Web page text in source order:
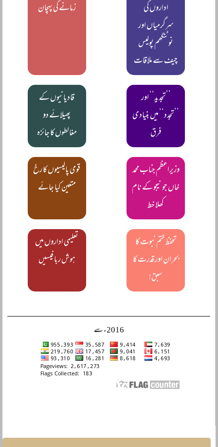
اداروں کی
سرگرمیاں اور
نوٹنگھم پولیس
چیف سے ملاقات
زمانے کی پہچان
’’تجدید‘‘ اور
’’تجدد‘‘ میں بنیادی
فرق
قادیانیوں کے
پھیلائے دو
مغالطوں کا جائزہ
وزیراعظم جناب محمد
خاں جونیجو کے نام
کھلا خط
قومی پالیسیوں کا رخ
متعین کیا جائے
تحفظ ختم نبوت کا
بحران اور قدرت کا
سبق!
تعلیمی اداروں میں
ہوش ربا فیسیں
2016ء سے